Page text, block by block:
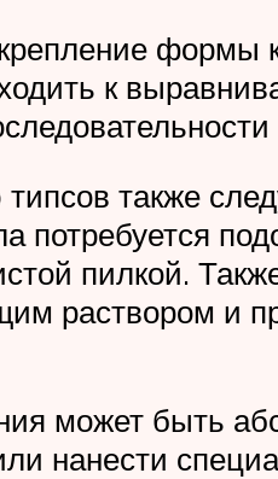
формы
к
также
потребуется
пилкой.
раствором и
может быть
нанести